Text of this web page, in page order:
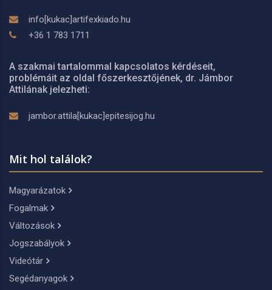
info[kukac]artifexkiado.hu
+36 1 783 1711
A szakmai tartalommal kapcsolatos kérdéseit,
problémáit az oldal főszerkesztőjének, dr. Jámbor
Attilának jelezheti:
jambor.attila[kukac]epitesijog.hu
Mit hol találok?
Magyarázatok
Fogalmak
Változások
Jogszabályok
Videótár
Segédanyagok